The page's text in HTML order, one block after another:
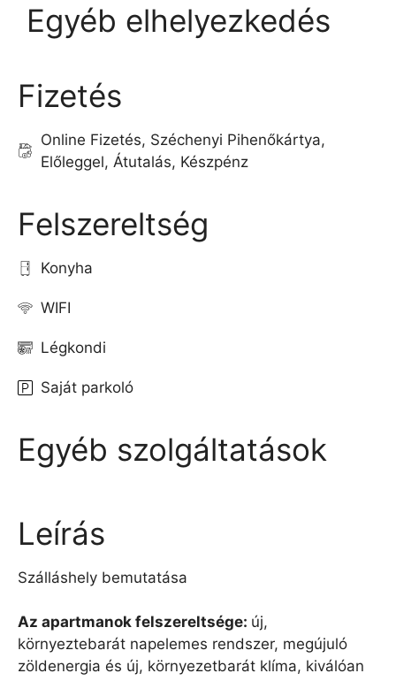
Felszereltség
Konyha
WIFI
Légkondi
Saját parkoló
Egyéb elhelyezkedés
Fizetés
Online Fizetés, Széchenyi Pihenőkártya,
Előleggel, Átutalás, Készpénz
Egyéb szolgáltatások
Leírás
Szálláshely bemutatása
Az apartmanok felszereltsége: új,
környeztebarát napelemes rendszer, megújuló
zöldenergia és új, környezetbarát klíma, kiválóan